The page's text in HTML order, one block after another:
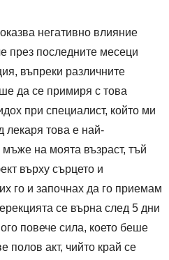
негативно влияние
през последните месеци
въпреки различните
да се примиря с това
при специалист, който ми
лекаря това е най-
на моята възраст, тъй
върху сърцето и
го и започнах да го приемам
се върна след 5 дни
повече сила, което беше
полов акт, чийто край се